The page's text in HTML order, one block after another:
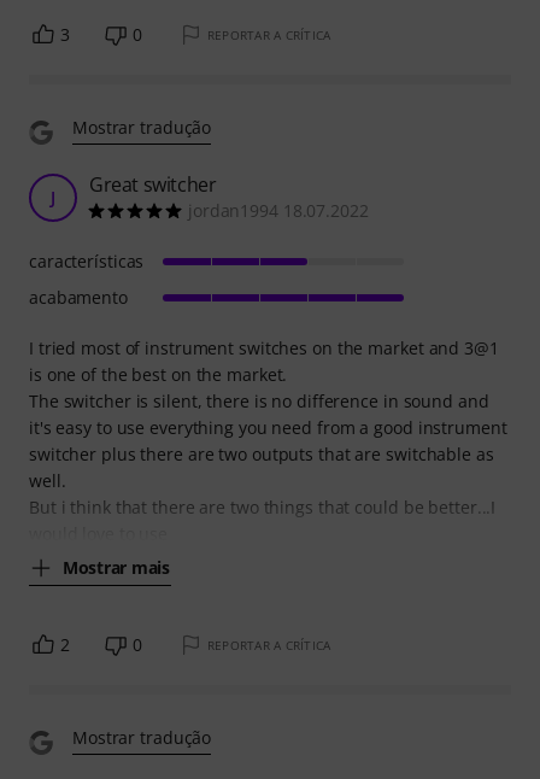
3 0 REPORTAR A CRÍTICA
Mostrar tradução
J Great switcher
jordan1994 18.07.2022
I tried most of instrument switches on the market and 3@1
is one of the best on the market.
The switcher is silent, there is no difference in sound and
it's easy to use everything you need from a good instrument
switcher plus there are two outputs that are switchable as
well.
But i think that there are two things that could be better...I
Mostrar mais
características
acabamento
2 0 REPORTAR A CRÍTICA
Mostrar tradução